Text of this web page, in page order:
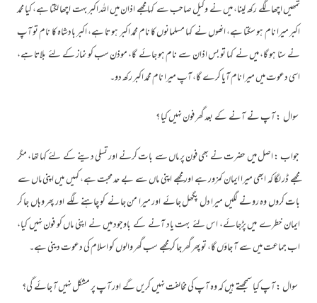
تمھیں اچھا لگے رکھ لینا، میں نے وکیل صاحب سے کہا مجھے اذان میں اللہ اکبر بہت اچھا لگتا ہے، کیا محمد
اکبر میرا نام ہو سکتا ہے، انھوں نے کہا مسلمانوں کا نام محمد اکبر ہو تا ہے، اکبر بادشاہ کا نام تو آپ
نے سنا ہو گا، میں نے کہا تو بس اذان سے نام ہو جائے گا، موذن سب کو نماز کے لئے بلاتا ہے،
اسی دعوت میں میرا نام آیا کرے گا، آپ میرا نام محمد اکبر رکھ دو۔
سوال : آپ نے آنے کے بعد گھر فون نہیں کیا ؟
جواب : اصل میں حضرت نے بھی فون پر ماں سے بات کرنے اور تسلی دینے کے لئے کہا تھا، مگر
مجھے ڈر لگا کہ ابھی میرا ایمان کمزور ہے اور مجھے اپنی ماں سے بے حد محبت ہے، کہیں میں اپنی ماں سے
بات کروں وہ رونے لگیں میرا دل پگھل جائے اور میرا من جانے کو چاہنے لگے اور پھر وہاں جا کر
ایمان خطرے میں پڑجائے، اس لئے بہت یاد آنے کے باوجود میں نے اپنی ماں کو فون نہیں کیا،
اب جماعت میں سے آ جاؤں گا، تو پھر گھر جا کر مجھے سب گھر والوں کو اسلام کی دعوت دینی ہے۔
سوال : آپ کیا سمجھتے ہیں کہ وہ آپ کی مخالفت نہیں کریں گے اور آپ پر مشکل نہیں آ جائے گی؟